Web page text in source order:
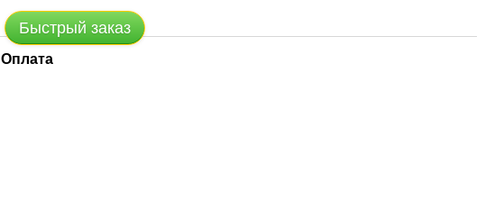
Быстрый заказ
Оплата